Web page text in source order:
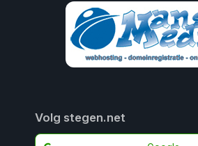
Volg stegen.net